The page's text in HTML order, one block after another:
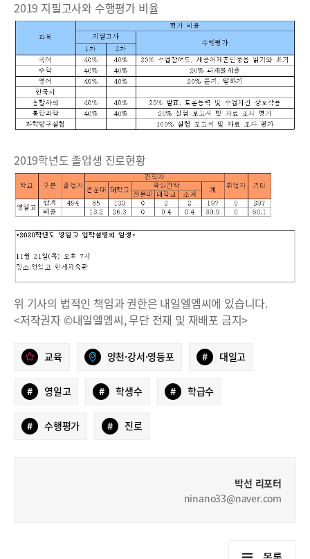
2019 지필고사와 수행평가 비율
2019학년도 졸업생 진로현황
위 기사의 법적인 책임과 권한은 내일엘엠씨에 있습니다.
<저작권자 ©내일엘엠씨, 무단 전재 및 재배포 금지>
교육 양천·강서·영등포 # 대일고
# 영일고 # 학생수 # 학급수
# 수행평가 # 진로
박선 리포터
ninano33@naver.com